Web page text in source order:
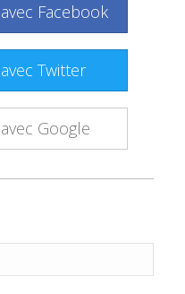
Facebook
Twitter
Google